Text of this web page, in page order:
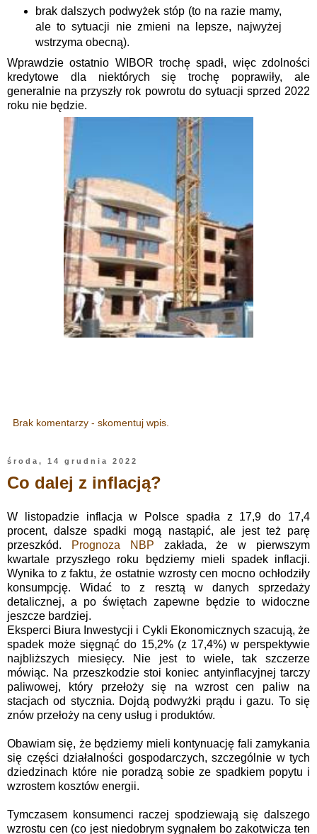
brak dalszych podwyżek stóp (to na razie mamy,
ale to sytuacji nie zmieni na lepsze, najwyżej
wstrzyma obecną).
Wprawdzie ostatnio WIBOR trochę spadł, więc zdolności
kredytowe dla niektórych się trochę poprawiły, ale
generalnie na przyszły rok powrotu do sytuacji sprzed 2022
roku nie będzie.
Brak komentarzy - skomentuj wpis.
środa, 14 grudnia 2022
Co dalej z inflacją?
W listopadzie inflacja w Polsce spadła z 17,9 do 17,4
procent, dalsze spadki mogą nastąpić, ale jest też parę
przeszkód.
Prognoza NBP zakłada, że w pierwszym
kwartale przyszłego roku będziemy mieli spadek inflacji.
Wynika to z faktu, że ostatnie wzrosty cen mocno ochłodziły
konsumpcję. Widać to z resztą w danych sprzedaży
detalicznej, a po świętach zapewne będzie to widoczne
jeszcze bardziej.
Eksperci Biura Inwestycji i Cykli Ekonomicznych szacują, że
spadek może sięgnąć do 15,2% (z 17,4%) w perspektywie
najbliższych miesięcy. Nie jest to wiele, tak szczerze
mówiąc. Na przeszkodzie stoi koniec antyinflacyjnej tarczy
paliwowej, który przełoży się na wzrost cen paliw na
stacjach od stycznia. Dojdą podwyżki prądu i gazu. To się
znów przełoży na ceny usług i produktów.
Obawiam się, że będziemy mieli kontynuację fali zamykania
się części działalności gospodarczych, szczególnie w tych
dziedzinach które nie poradzą sobie ze spadkiem popytu i
wzrostem kosztów energii.
Tymczasem konsumenci raczej spodziewają się dalszego
wzrostu cen (co jest niedobrym sygnałem bo zakotwicza ten